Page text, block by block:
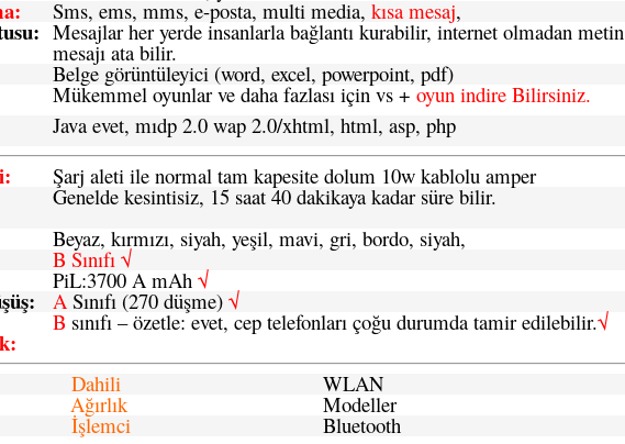
: Sms, ems, mms, e-posta, multi media, kısa mesaj,
Mesajlar her yerde insanlarla bağlantı kurabilir, internet olmadan metin
mesajı ata bilir.
Belge görüntüleyici (word, excel, powerpoint, pdf)
Mükemmel oyunlar ve daha fazlası için vs +oyun indire Bilirsiniz.
Java evet, mıdp 2.0 wap 2.0/xhtml, html, asp, php
: Şarj aleti ile normal tam kapesite dolum 10w kablolu amper
Genelde kesintisiz, 15 saat 40 dakikaya kadar süre bilir.
Beyaz, kırmızı, siyah, yeşil, mavi, gri, bordo, siyah,
B Sınıfı √
PiL:3700 A mAh √
: ASınıfı (270 düşme) √
:
B sınıfı – özetle: evet, cep telefonları çoğu durumda tamir edilebilir.√
Dahili WLAN
Ağırlık Modeller
İşlemci Bluetooth